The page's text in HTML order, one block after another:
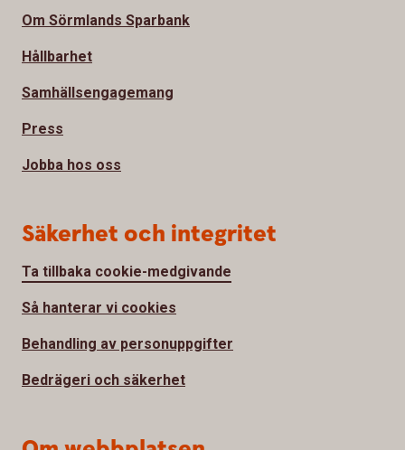
Om Sörmlands Sparbank
Hållbarhet
Samhällsengagemang
Press
Jobba hos oss
Säkerhet och integritet
Ta tillbaka cookie-medgivande
Så hanterar vi cookies
Behandling av personuppgifter
Bedrägeri och säkerhet